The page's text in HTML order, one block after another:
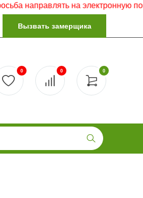
на электронную почту.
Вызвать замерщика
0
0 0